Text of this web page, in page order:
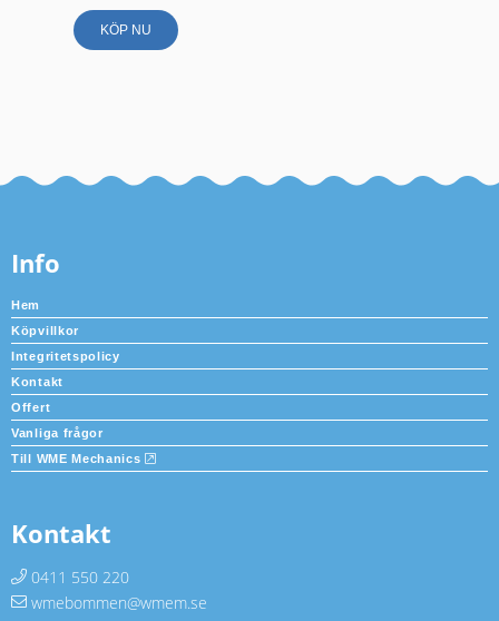
KÖP NU
Info
Hem
Köpvillkor
Integritetspolicy
Kontakt
Offert
Vanliga frågor
Till WME Mechanics
Kontakt
0411 550 220
wmebommen@wmem.se